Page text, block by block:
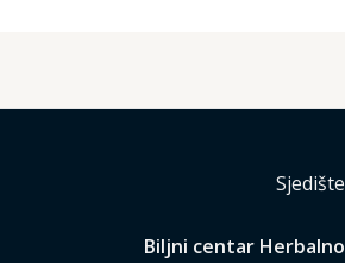
Sjedište
Biljni centar Herbalno